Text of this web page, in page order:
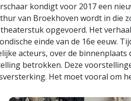
kondigt voor 2017 een
van Broekhoven wordt in die
opgevoerd. Het
einde van de 16e eeuw.
acteurs, over de
betrokken. Deze
Het moet vooral om